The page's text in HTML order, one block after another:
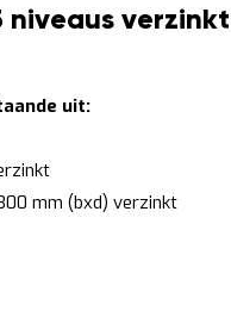
niveaus
uit:
mm (bxd) verzinkt